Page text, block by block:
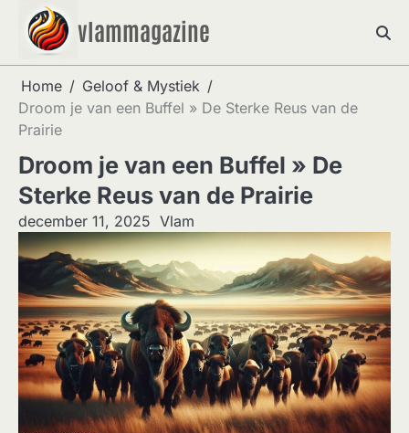
content
vlammagazine
Home
Geloof & Mystiek
Droom je van een Buffel » De Sterke Reus van de
Prairie
Droom je van een Buffel » De
Sterke Reus van de Prairie
december 11, 2025 Vlam